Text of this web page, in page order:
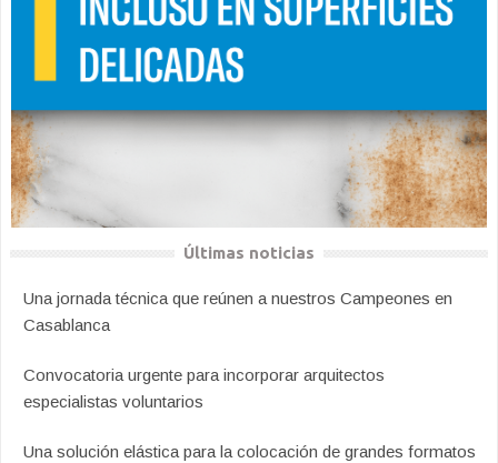
Últimas noticias
Una jornada técnica que reúnen a nuestros Campeones en
Casablanca
Convocatoria urgente para incorporar arquitectos
especialistas voluntarios
Una solución elástica para la colocación de grandes formatos